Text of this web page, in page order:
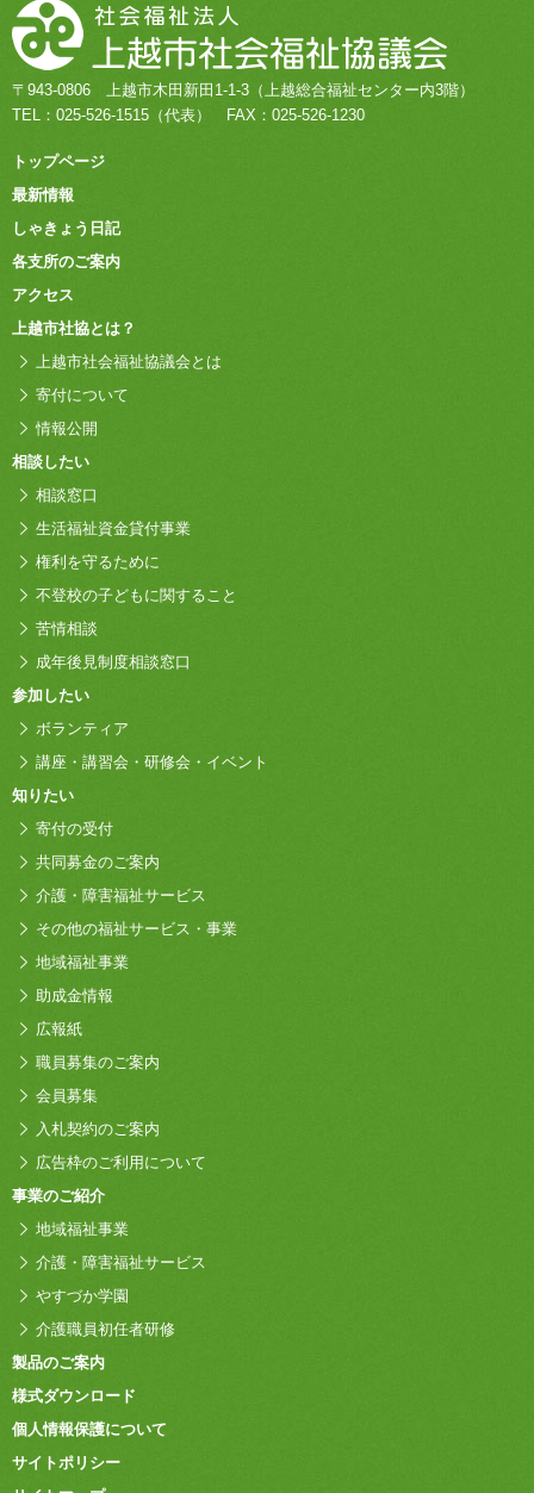
〒943-0806 上越市木田新田1-1-3 （上越総合福祉センター内3階）
TEL： 025-526-1515 （代表） FAX：025-526-1230
トップページ
最新情報
しゃきょう日記
各支所のご案内
アクセス
上越市社協とは？
上越市社会福祉協議会とは
寄付について
情報公開
相談したい
相談窓口
生活福祉資金貸付事業
権利を守るために
不登校の子どもに関すること
苦情相談
成年後見制度相談窓口
参加したい
ボランティア
講座・講習会・研修会・イベント
知りたい
寄付の受付
共同募金のご案内
介護・障害福祉サービス
その他の福祉サービス・事業
地域福祉事業
助成金情報
広報紙
職員募集のご案内
会員募集
入札契約のご案内
広告枠のご利用について
事業のご紹介
地域福祉事業
介護・障害福祉サービス
やすづか学園
介護職員初任者研修
製品のご案内
様式ダウンロード
個人情報保護について
サイトポリシー